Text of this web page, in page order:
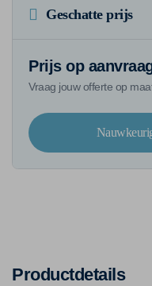
Geschatte prijs
Prijs op
Vraag jouw offerte op
Productdetails